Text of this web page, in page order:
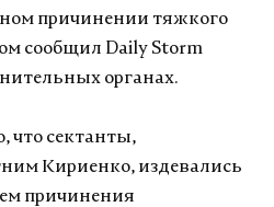
причинении тяжкого
сообщил Daily Storm
органах.
что сектанты,
Кириенко, издевались
причинения